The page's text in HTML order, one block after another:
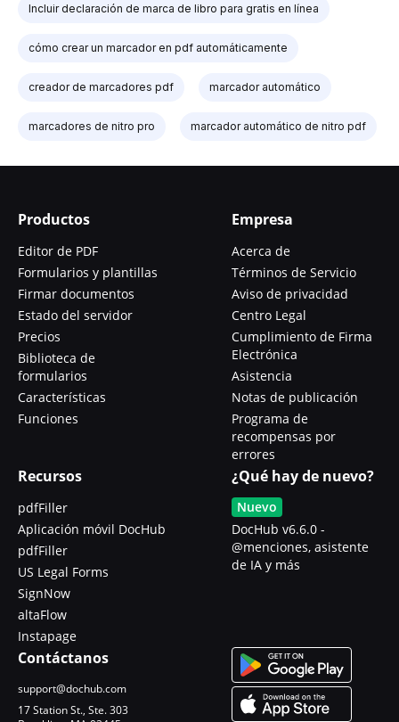
Incluir declaración de marca de libro para gratis en línea
cómo crear un marcador en pdf automáticamente
creador de marcadores pdf marcador automático
marcadores de nitro pro marcador automático de nitro pdf
Productos
Editor de PDF
Formularios y plantillas
Firmar documentos
Estado del servidor
Precios
Biblioteca de
formularios
Características
Funciones
Empresa
Acerca de
Términos de Servicio
Aviso de privacidad
Centro Legal
Cumplimiento de Firma
Electrónica
Asistencia
Notas de publicación
Programa de
recompensas por
errores
Recursos
pdfFiller
Aplicación móvil DocHub
pdfFiller
US Legal Forms
SignNow
altaFlow
Instapage
¿Qué hay de nuevo?
Nuevo
DocHub v6.6.0 -
@menciones, asistente
de IA y más
Contáctanos
support@dochub.com
17 Station St., Ste. 303